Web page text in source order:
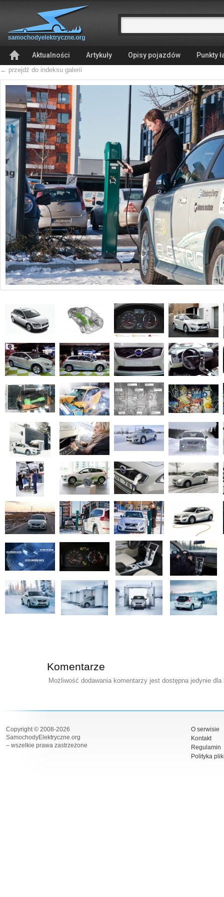
Aktualności Artykuły Opisy pojazdów Punkty
← przejdź do indeksu galerii
Komentarze
Możliwość dodawania komentarzy jest dostępna jedynie
Copyright © 2008-2026
SamochodyElektryczne.org
– wszelkie prawa zastrzeżone
O serwisie
Kontakt
Regulamin
Polityka